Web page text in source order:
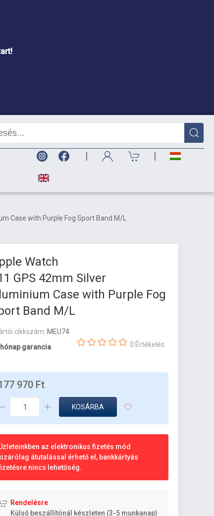
| |
Case with Purple Fog Sport Band M/L
Watch
GPS 42mm Silver
Case with Purple Fog
Band M/L
cikkszám: MEU74
garancia
0 Értékelés
970 Ft
KOSÁRBA
az elektronikus fizetés mód
átutalással érhető el, bankkártyás
nincs lehetőség.
Rendelésre
Külső beszállítónál készleten (3-5 munkanap)